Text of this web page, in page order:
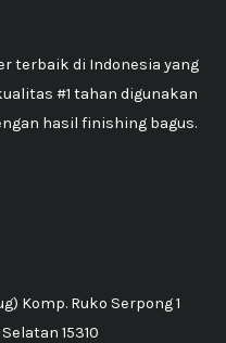
terbaik di Indonesia yang
#1 tahan digunakan
hasil finishing bagus.
Komp. Ruko Serpong 1
15310